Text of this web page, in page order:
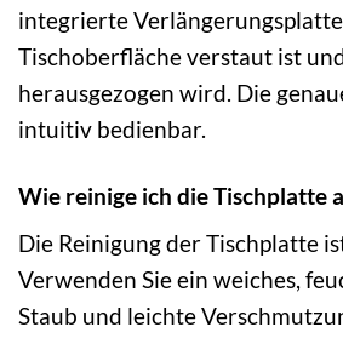
integrierte
Tischoberfläche verstaut ist
herausgezogen wird. Die
intuitiv bedienbar.
Wie reinige ich die Tischplatte
Die Reinigung der Tischplatte
Verwenden Sie ein weiches,
Staub und leichte